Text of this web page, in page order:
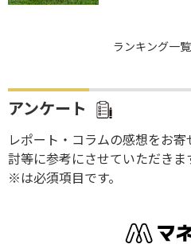
ランキング一
アンケート
レポート・コラムの感想をお
討等に参考にさせていただきま
※は必須項目です。